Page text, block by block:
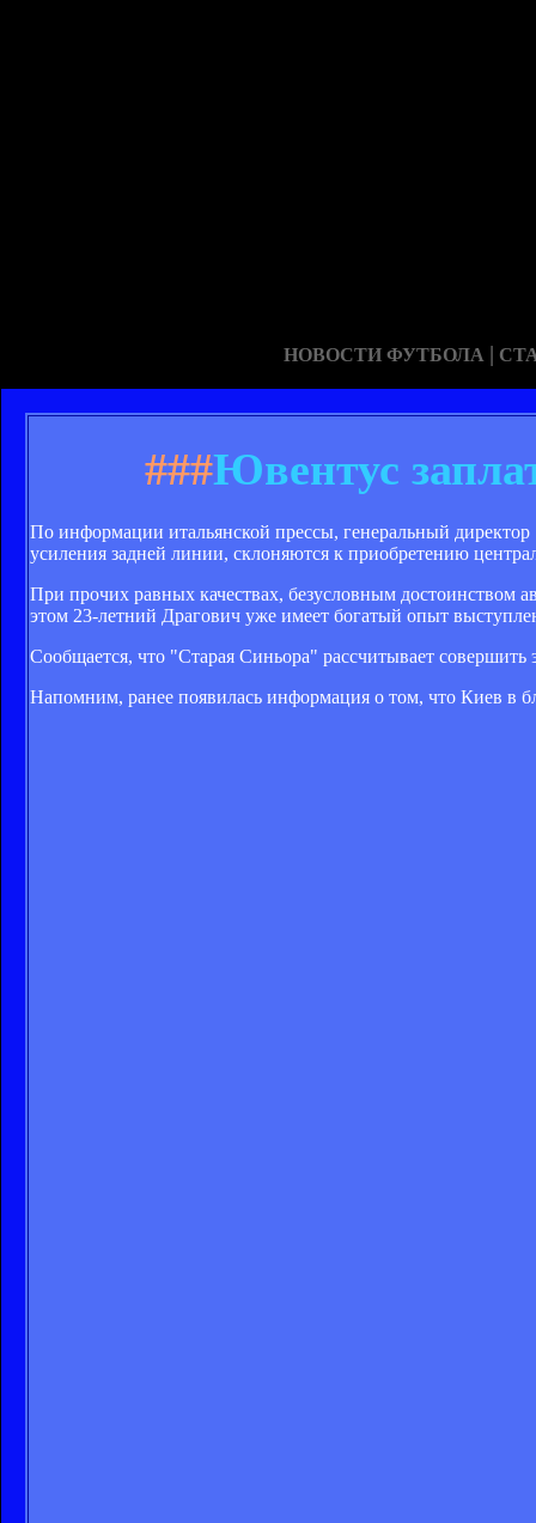
НОВОСТИ ФУТБОЛА |
###Ювентус
По информации итальянской прессы, генеральный
усиления задней линии, склоняются к приобретению
При прочих равных качествах, безусловным достоинством
этом 23-летний Драгович уже имеет богатый опыт
Сообщается, что "Старая Синьора" рассчитывает
Напомним, ранее появилась информация о том, что Киев в